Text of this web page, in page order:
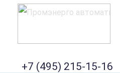
+7 (495) 215-15-16